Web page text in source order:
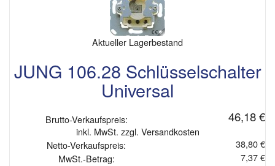
Aktueller Lagerbestand
JUNG 106.28 Schlüsselschalter
Universal
Brutto-Verkaufspreis: 46,18 €
inkl. MwSt. zzgl. Versandkosten
Netto-Verkaufspreis:
38,80 €
MwSt.-Betrag:
7,37 €